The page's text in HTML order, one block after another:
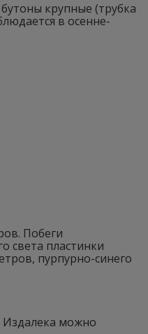
крупные (трубка
в осенне-
Побеги
света пластинки
пурпурно-синего
Издалека можно